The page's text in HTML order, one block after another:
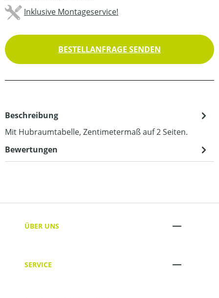
Inklusive Montageservice!
BESTELLANFRAGE SENDEN
Beschreibung
Mit Hubraumtabelle, Zentimetermaß auf 2 Seiten.
Bewertungen
ÜBER UNS
SERVICE